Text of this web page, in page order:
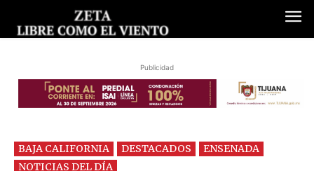
Publicidad
BAJA CALIFORNIA DESTACADOS
ENSENADA